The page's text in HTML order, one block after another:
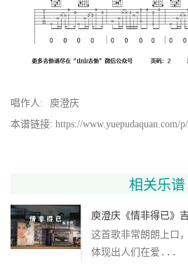
唱作人:
庾澄庆
本谱链接: https://www.yuepudaquan.com/
相关乐谱
庾澄庆《情非得已》
这首歌非常朗朗上口
体现出人们在爱...